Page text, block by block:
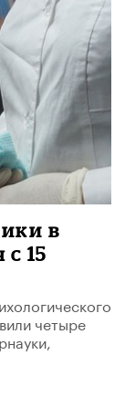
в
15
четыре